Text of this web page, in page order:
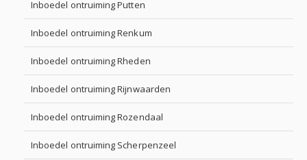
Inboedel ontruiming Putten
Inboedel ontruiming Renkum
Inboedel ontruiming Rheden
Inboedel ontruiming Rijnwaarden
Inboedel ontruiming Rozendaal
Inboedel ontruiming Scherpenzeel